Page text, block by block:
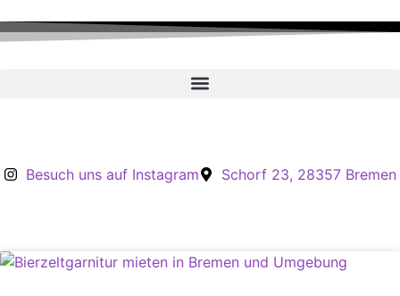
springen
Besuch uns auf Instagram Schorf 23, 28357 Bremen